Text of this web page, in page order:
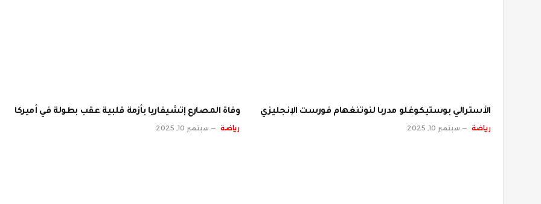
الأسترالي بوستيكوغلو مدربا لنوتنغهام فورست الإنجليزي
رياضة سبتمبر 10, 2025
وفاة المصارع إتشيفاريا بأزمة قلبية عقب بطولة في أميركا
رياضة سبتمبر 10, 2025